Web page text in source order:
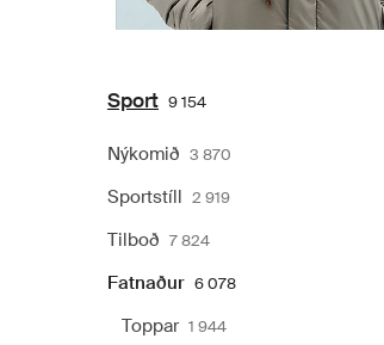
Sport 9 154
Nýkomið 3 870
Sportstíll 2 919
Tilboð 7 824
Fatnaður 6 078
Toppar 1 944